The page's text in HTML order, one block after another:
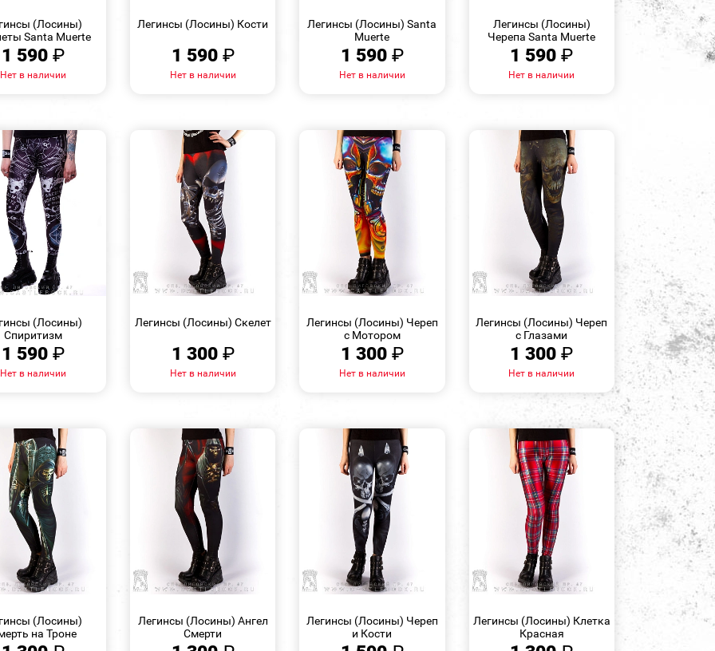
(Лосины)
Santa Muerte
1 590₽
Нет в наличии
Легинсы (Лосины) Кости
1 590 ₽
Нет в наличии
Легинсы (Лосины) Santa
Muerte
1 590 ₽
Нет в наличии
Легинсы (Лосины)
Черепа Santa Muerte
1 590₽
Нет в наличии
(Лосины)
Спиритизм
1 590₽
Нет в наличии
Легинсы (Лосины) Скелет
1 300 ₽
Нет в наличии
Легинсы (Лосины) Череп
с Мотором
1 300 ₽
Нет в наличии
Легинсы (Лосины) Череп
с Глазами
1 300₽
Нет в наличии
(Лосины)
на Троне
Легинсы (Лосины) Ангел
Смерти
Легинсы (Лосины) Череп
и Кости
Легинсы (Лосины) Клетка
Красная